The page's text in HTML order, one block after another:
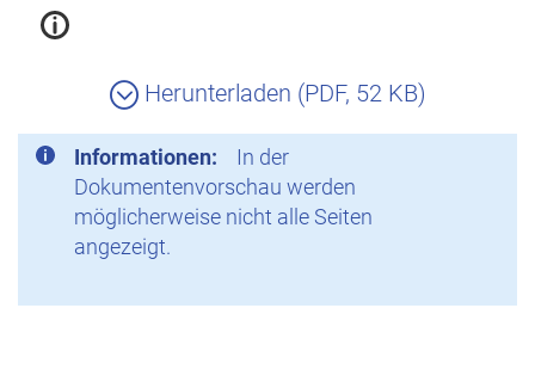
Herunterladen (PDF, 52 KB)
Informationen:
In der
Dokumentenvorschau werden
möglicherweise nicht alle Seiten
angezeigt.